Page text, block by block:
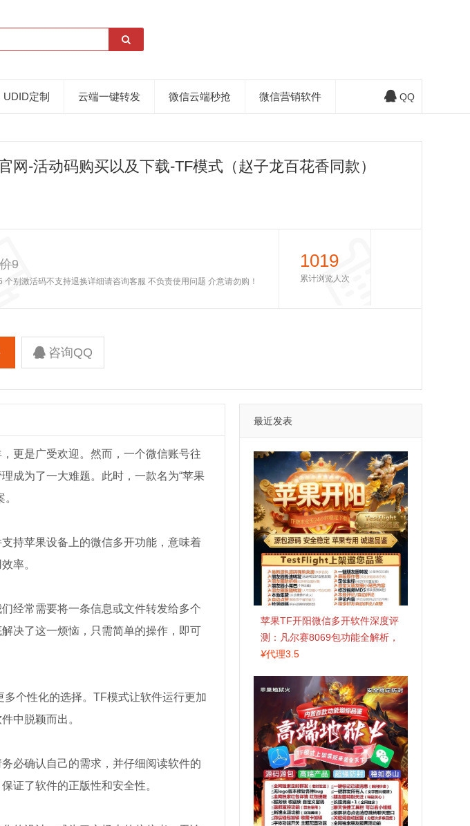
UDID定制 云端一键转发 微信云端秒抢 微信营销软件 QQ
网-活动码购买以及下载-TF模式（赵子龙百花香同款）
9
别激活码不支持退换详细请咨询客服 不负责使用问题 介意请勿购！
1019
累计浏览人次
咨询QQ
更是广受欢迎。然而，一个微信账号往
成为了一大难题。此时，一款名为“苹果
持苹果设备上的微信多开功能，意味着
率。
经常需要将一条信息或文件转发给多个
决了这一烦恼，只需简单的操作，即可
个性化的选择。TF模式让软件运行更加
中脱颖而出。
必确认自己的需求，并仔细阅读软件的
证了软件的正版性和安全性。
最近发表
苹果TF开阳微信多开软件深度评
测：凡尔赛8069包功能全解析，
TestFlight稳定版上架，激活认准
¥代理3.5